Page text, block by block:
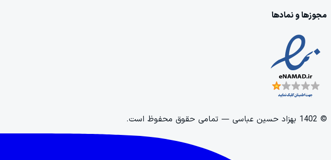
مجوزها و نمادها
©
1402 بهزاد حسین عباسی — تمامی حقوق محفوظ است.